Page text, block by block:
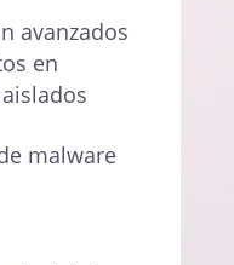
avanzados
en
malware